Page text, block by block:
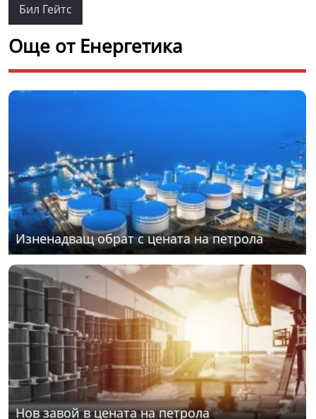
Бил Гейтс
Още от Енергетика
Изненадващ обрат с цената на петрола
Нов завой в цената на петрола